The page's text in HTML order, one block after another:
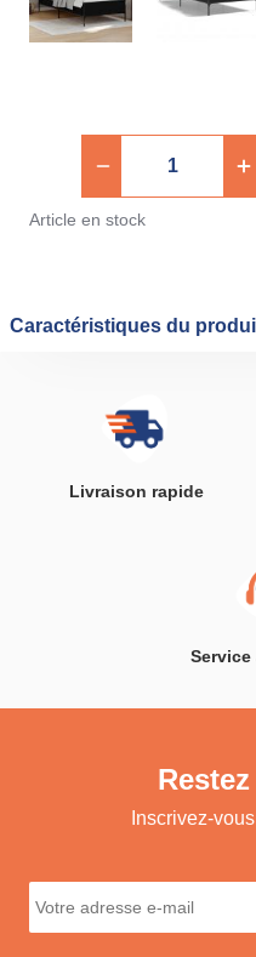
Article en stock
Caractéristiques du
Livraison rapide
Service
Inscrivez-